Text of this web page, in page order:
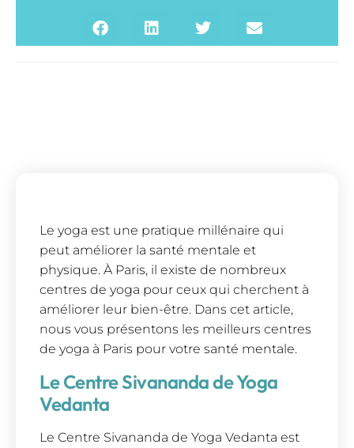
Le yoga est une pratique millénaire qui
peut améliorer la santé mentale et
physique. À Paris, il existe de nombreux
centres de yoga pour ceux qui cherchent à
améliorer leur bien-être. Dans cet article,
nous vous présentons les meilleurs centres
de yoga à Paris pour votre santé mentale.
Le Centre Sivananda de Yoga
Vedanta
Le Centre Sivananda de Yoga Vedanta est